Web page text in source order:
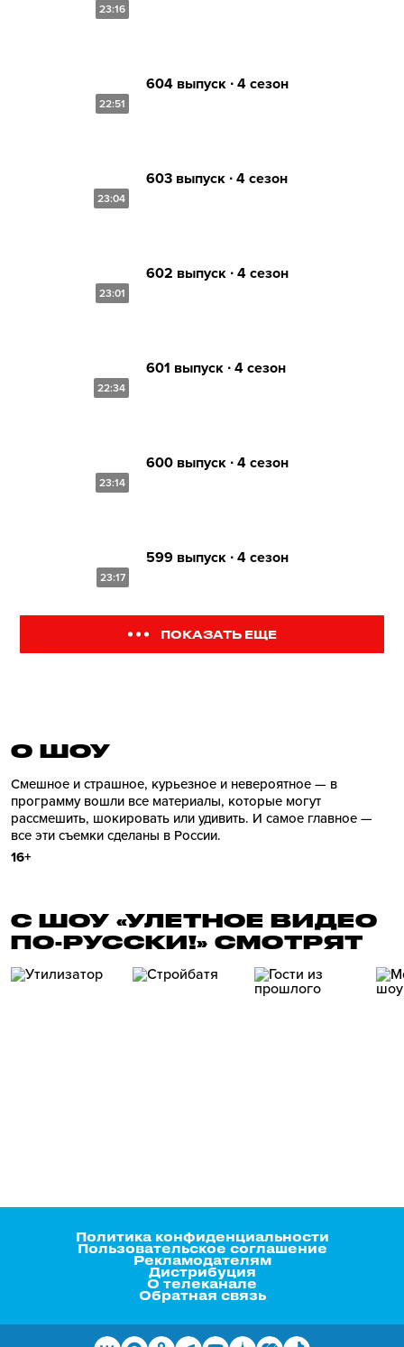
23:16
22:51
604 выпуск ∙ 4 сезон
23:04
603 выпуск ∙ 4 сезон
23:01
602 выпуск ∙ 4 сезон
22:34
601 выпуск ∙ 4 сезон
23:14
600 выпуск ∙ 4 сезон
23:17
599 выпуск ∙ 4 сезон
ПОКАЗАТЬ ЕЩЕ
О ШОУ
Смешное и страшное, курьезное и невероятное — в
программу вошли все материалы, которые могут
рассмешить, шокировать или удивить. И самое главное —
все эти съемки сделаны в России.
16+
С ШОУ «УЛЕТНОЕ ВИДЕО
ПО-РУССКИ!» СМОТРЯТ
Политика конфиденциальности
Пользовательское соглашение
Рекламодателям
Дистрибуция
О телеканале
Обратная связь